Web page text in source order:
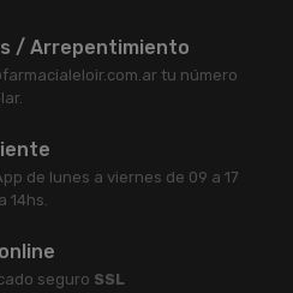
/ Arrepentimiento
tu número
de lunes a viernes de 09 a 17
14hs.
seguro SSL